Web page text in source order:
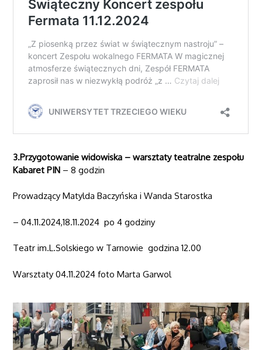
3.Przygotowanie widowiska – warsztaty teatralne zespołu
Kabaret PIN – 8 godzin
Prowadzący Matylda Baczyńska i Wanda Starostka
– 04.11.2024,18.11.2024 po 4 godziny
Teatr im.L.Solskiego w Tarnowie godzina 12.00
Warsztaty 04.11.2024 foto Marta Garwol